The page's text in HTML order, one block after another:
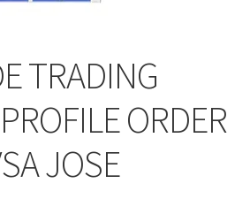
TRADING
ORDER
JOSE